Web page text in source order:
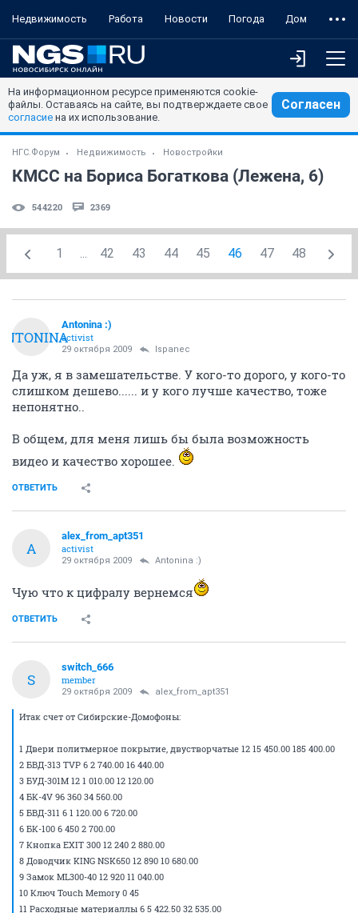
Недвижимость Работа Новости Погода Дом
На информационном ресурсе применяются cookie-
файлы. Оставаясь на сайте, вы подтверждаете свое
согласие на их использование.
Согласен
НГС.Форум Недвижимость Новостройки
КМСС на Бориса Богаткова (Лежена, 6)
544220 2369
1 ... 42 43 44 45 46 47 48
Antonina :)
activist
29 октября 2009 Ispanec
Да уж, я в замешательстве. У кого-то дорого, у кого-то
слишком дешево...... и у кого лучше качество, тоже
непонятно..
В общем, для меня лишь бы была возможность
видео и качество хорошее.
ОТВЕТИТЬ
A
alex_from_apt351
activist
29 октября 2009 Antonina :)
Чую что к цифралу вернемся
ОТВЕТИТЬ
S
switch_666
member
29 октября 2009 alex_from_apt351
Итак счет от Сибирские-Домофоны:
1 Двери политмерное покрытие, двустворчатые 12 15 450.00 185 400.00
2 БВД-313 TVP 6 2 740.00 16 440.00
3 БУД-301М 12 1 010.00 12 120.00
4 БК-4V 96 360 34 560.00
5 БВД-311 6 1 120.00 6 720.00
6 БК-100 6 450 2 700.00
7 Кнопка EXIT 300 12 240 2 880.00
8 Доводчик KING NSK650 12 890 10 680.00
9 Замок ML300-40 12 920 11 040.00
10 Ключ Touch Memory 0 45
11 Расходные материаллы 6 5 422.50 32 535.00